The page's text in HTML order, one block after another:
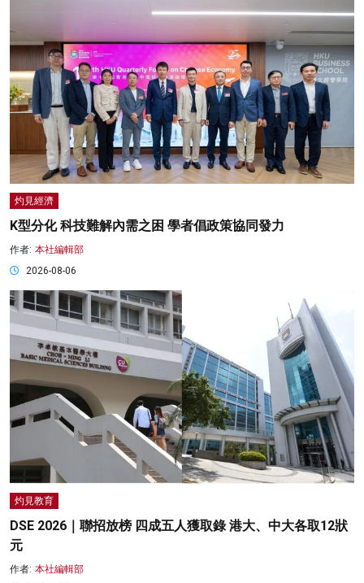
灼見經濟
K型分化 科技難解內需之困 學者倡政策協同發力
作者: 本社編輯部
2026-08-06
灼見教育
DSE 2026｜聯招放榜 四成五人獲取錄 港大、中大各取12狀
元
作者: 本社編輯部